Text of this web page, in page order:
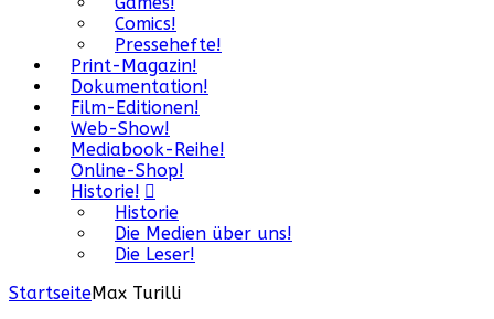
Comics!
Pressehefte!
Print-Magazin!
Dokumentation!
Film-Editionen!
Web-Show!
Mediabook-Reihe!
Online-Shop!
Historie!
Historie
Die Medien über uns!
Die Leser!
StartseiteMax Turilli